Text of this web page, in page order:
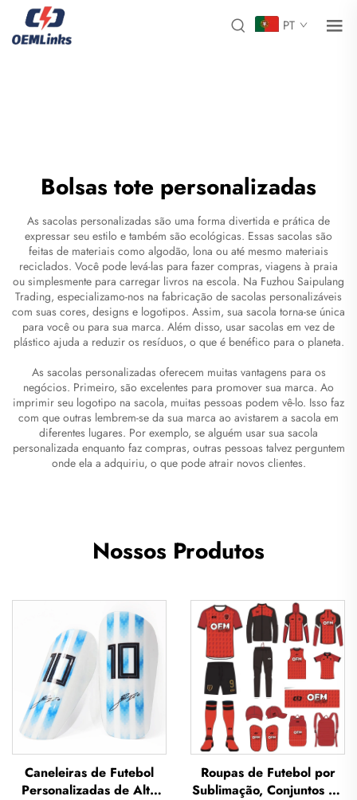
PT
Bolsas tote personalizadas
As sacolas personalizadas são uma forma divertida e prática de
expressar seu estilo e também são ecológicas. Essas sacolas são
feitas de materiais como algodão, lona ou até mesmo materiais
reciclados. Você pode levá-las para fazer compras, viagens à praia
ou simplesmente para carregar livros na escola. Na Fuzhou Saipulang
Trading, especializamo-nos na fabricação de sacolas personalizáveis
com suas cores, designs e logotipos. Assim, sua sacola torna-se única
para você ou para sua marca. Além disso, usar sacolas em vez de
plástico ajuda a reduzir os resíduos, o que é benéfico para o planeta.
As sacolas personalizadas oferecem muitas vantagens para os
negócios. Primeiro, são excelentes para promover sua marca. Ao
imprimir seu logotipo na sacola, muitas pessoas podem vê-lo. Isso faz
com que outras lembrem-se da sua marca ao avistarem a sacola em
diferentes lugares. Por exemplo, se alguém usar sua sacola
personalizada enquanto faz compras, outras pessoas talvez perguntem
onde ela a adquiriu, o que pode atrair novos clientes.
Nossos Produtos
Caneleiras de Futebol
Personalizadas de Alta
Roupas de Futebol por
Sublimação, Conjuntos de